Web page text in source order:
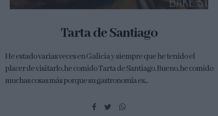
Tarta de Santiago
He estado varias veces en Galicia y siempre que he tenido el
placer de visitarlo, he comido Tarta de Santiago. Bueno, he comido
muchas cosas más porque su gastronomía es...